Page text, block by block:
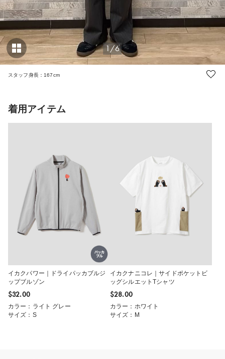
1/6
スタッフ身長：167cm
着用アイテム
イカクパワー｜ドライパッカブルジ
ップブルゾン
$‌32.00
カラー：ライト グレー
サイズ：S
イカクナニコレ｜サイドポケットビ
ッグシルエットTシャツ
$‌28.00
カラー：ホワイト
サイズ：M